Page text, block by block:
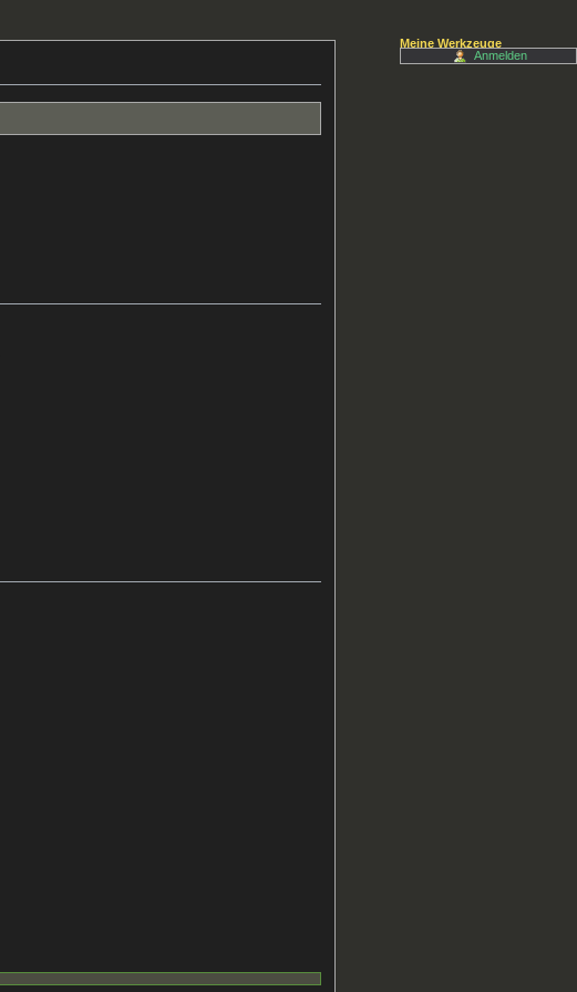
Meine Werkzeuge
Anmelden